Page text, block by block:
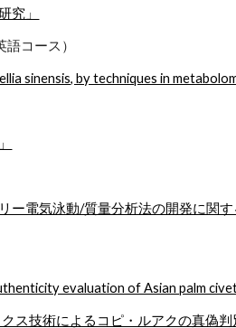
究」
コース）
sinensis, by techniques in
ー電気泳動/質量分析法の開発に関す
evaluation of Asian palm
ス技術によるコピ・ルアクの真偽判